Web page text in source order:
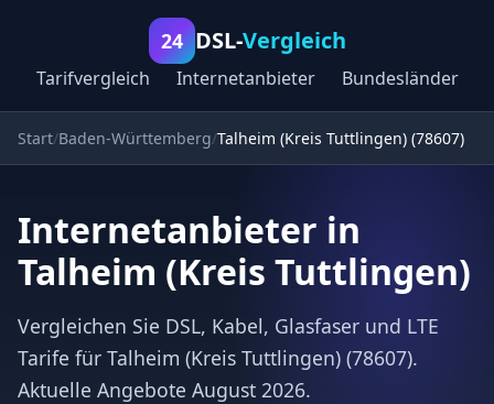
24 DSL-Vergleich
Tarifvergleich Internetanbieter Bundesländer
Start Baden-Württemberg Talheim (Kreis Tuttlingen) (78607)
Internetanbieter in
Talheim (Kreis Tuttlingen)
Vergleichen Sie DSL, Kabel, Glasfaser und LTE
Tarife für Talheim (Kreis Tuttlingen) (78607).
Aktuelle Angebote August 2026.